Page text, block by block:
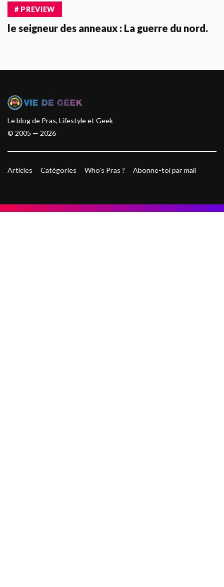
# PREVIEW
le seigneur des anneaux : La guerre du nord.
Le blog de Pras, Lifestyle et Geek
© 2005 — 2026
Articles Catégories Who’s Pras ? Abonne-toi par mail